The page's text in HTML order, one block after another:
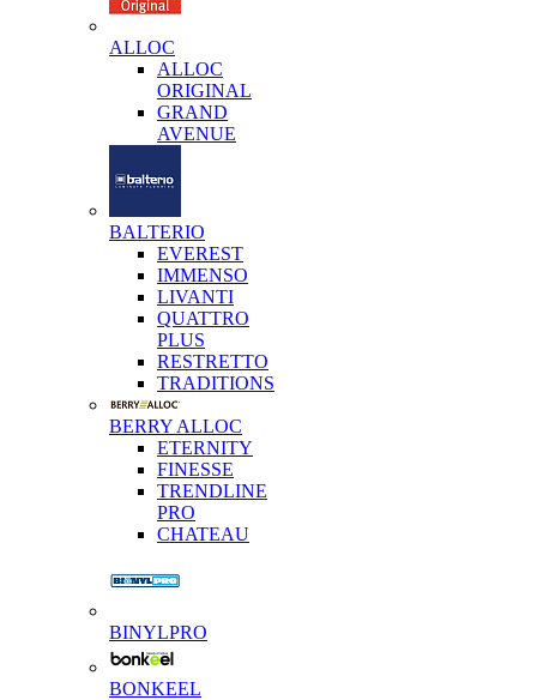
ALLOC
ALLOC
ORIGINAL
GRAND
AVENUE
BALTERIO
EVEREST
IMMENSO
LIVANTI
QUATTRO
PLUS
RESTRETTO
TRADITIONS
BERRY ALLOC
ETERNITY
FINESSE
TRENDLINE
PRO
CHATEAU
BINYLPRO
BONKEEL